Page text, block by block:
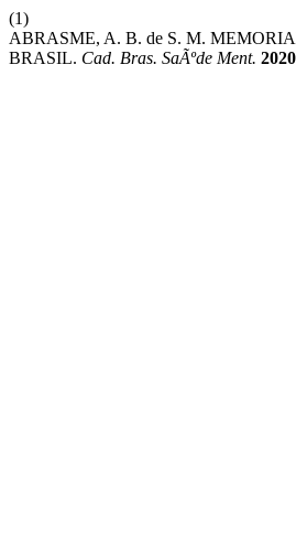
(1)
ABRASME, A. B. de S. M.
BRASIL. Cad. Bras. SaÃºde Ment. 2020